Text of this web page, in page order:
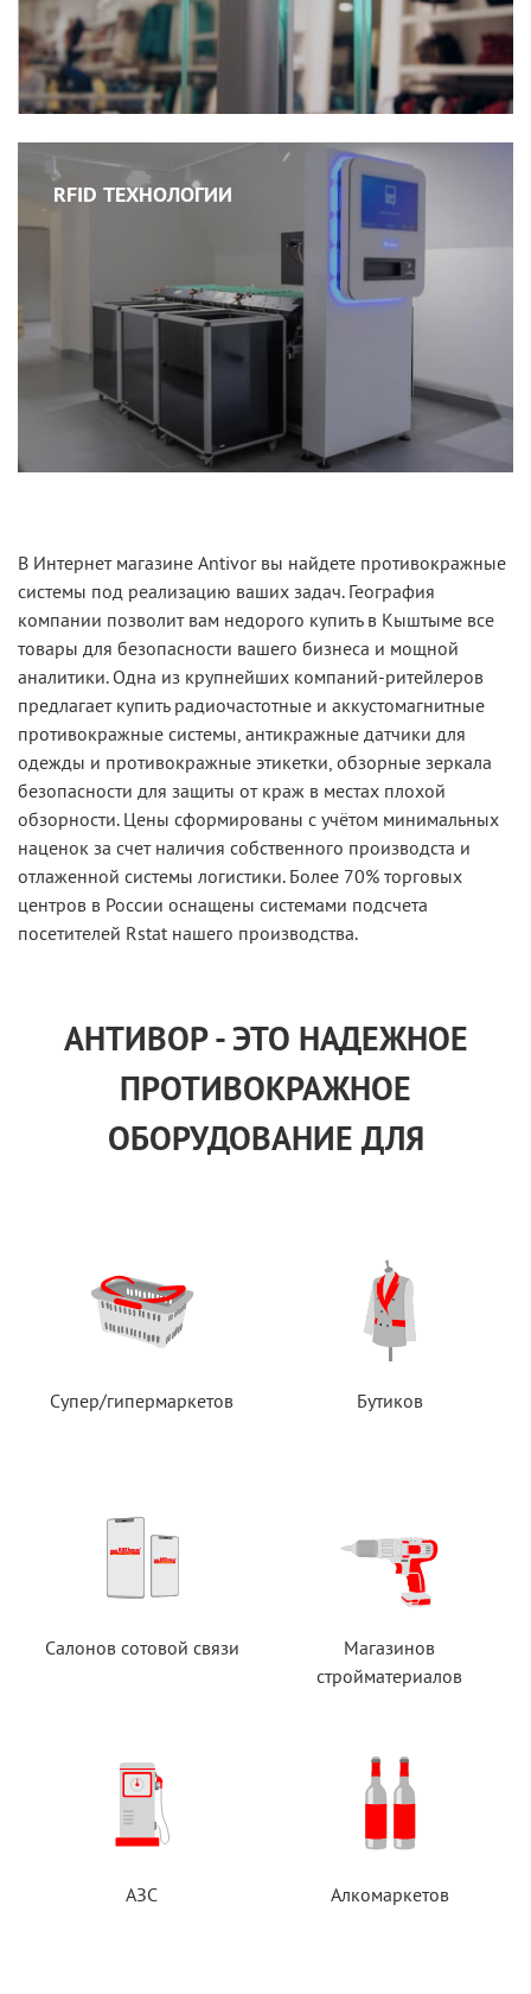
RFID ТЕХНОЛОГИИ
В Интернет магазине Antivor вы найдете противокражные
системы под реализацию ваших задач. География
компании позволит вам недорого купить в Кыштыме все
товары для безопасности вашего бизнеса и мощной
аналитики. Одна из крупнейших компаний-ритейлеров
предлагает купить радиочастотные и аккустомагнитные
противокражные системы, антикражные датчики для
одежды и противокражные этикетки, обзорные зеркала
безопасности для защиты от краж в местах плохой
обзорности. Цены сформированы с учётом минимальных
наценок за счет наличия собственного производста и
отлаженной системы логистики. Более 70% торговых
центров в России оснащены системами подсчета
посетителей Rstat нашего производства.
АНТИВОР - ЭТО НАДЕЖНОЕ
ПРОТИВОКРАЖНОЕ
ОБОРУДОВАНИЕ ДЛЯ
Супер/гипермаркетов Бутиков
Салонов сотовой связи
Магазинов
стройматериалов
АЗС Алкомаркетов